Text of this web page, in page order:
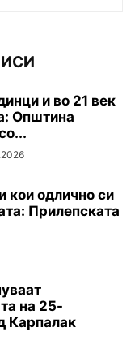
и во 21 век
Општина
кои одлично си
Прилепската
на 25-
Карпалак